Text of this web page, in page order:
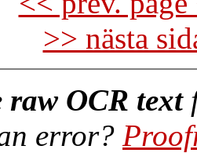
>> nästa
raw OCR text
error?